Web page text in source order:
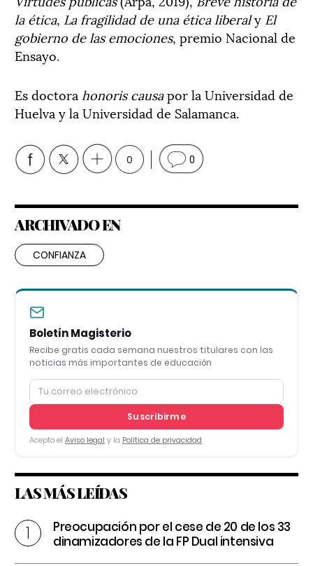
la ética, La fragilidad de una ética liberaly El
gobierno de las emociones, premio Nacional de
Ensayo.
Es doctora honoris causapor la Universidad de
Huelva y la Universidad de Salamanca.
0 0
ARCHIVADO EN
CONFIANZA
Boletín Magisterio
Recibe gratis cada semana nuestros titulares con las
noticias más importantes de educación
Suscribirme
Acepto el Aviso legal y la Política de privacidad
LAS MÁS LEÍDAS
Preocupación por el cese de 20 de los 33
dinamizadores de la FP Dual intensiva